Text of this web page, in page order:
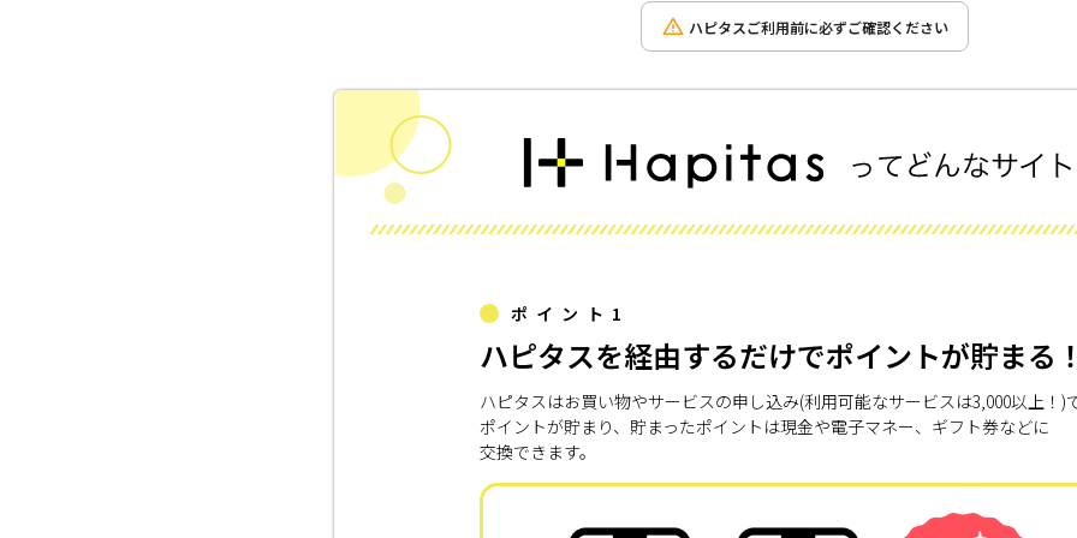
ハピタスご利用前に必ずご確認ください
ポイント1
ハピタスを経由するだけでポイントが貯まる
ハピタスはお買い物やサービスの申し込み(利用可能なサービスは3,000以上！)
ポイントが貯まり、貯まったポイントは現金や電子マネー、ギフト券などに
交換できます。